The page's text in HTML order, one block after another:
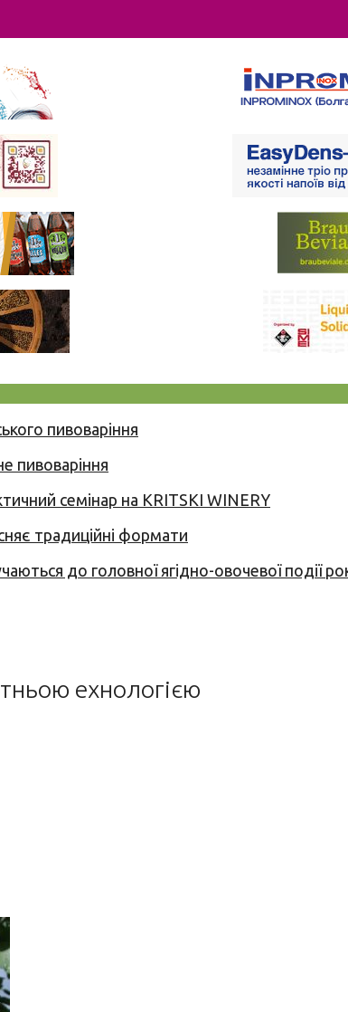
пивоваріння
пивоваріння
семінар на KRITSKI WINERY
традиційні формати
до головної ягідно-овочевої події
ехнологією